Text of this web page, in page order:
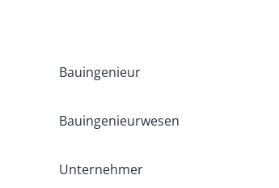
Bauingenieur
Bauingenieurwesen
Unternehmer